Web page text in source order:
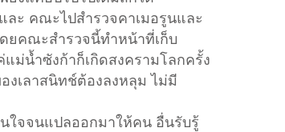
ละ คณะไปสำรวจคาเมอรูนและ
ยคณะสำรวจนี้ทำหน้าที่เก็บ
ม่น้ำซังก้าก็เกิดสงครามโลกครั้ง
งเลาสนิทช์ต้องลงหลุม ไม่มี
ใจจนแปลออกมาให้คน อื่นรับรู้